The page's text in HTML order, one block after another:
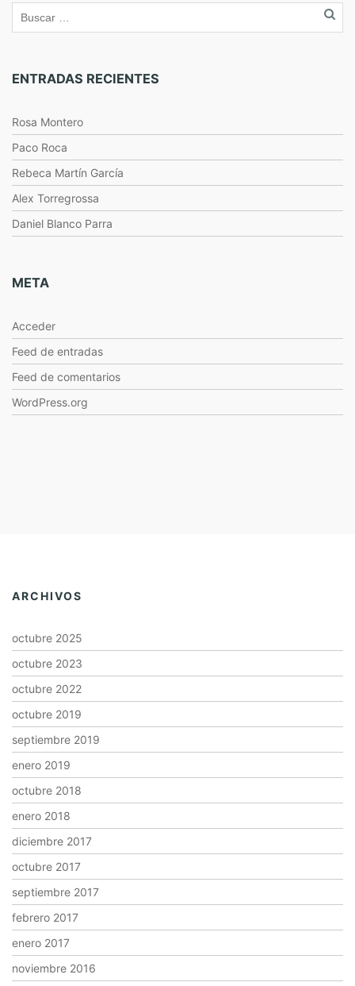
ENTRADAS RECIENTES
Rosa Montero
Paco Roca
Rebeca Martín García
Alex Torregrossa
Daniel Blanco Parra
META
Acceder
Feed de entradas
Feed de comentarios
WordPress.org
ARCHIVOS
octubre 2025
octubre 2023
octubre 2022
octubre 2019
septiembre 2019
enero 2019
octubre 2018
enero 2018
diciembre 2017
octubre 2017
septiembre 2017
febrero 2017
enero 2017
noviembre 2016